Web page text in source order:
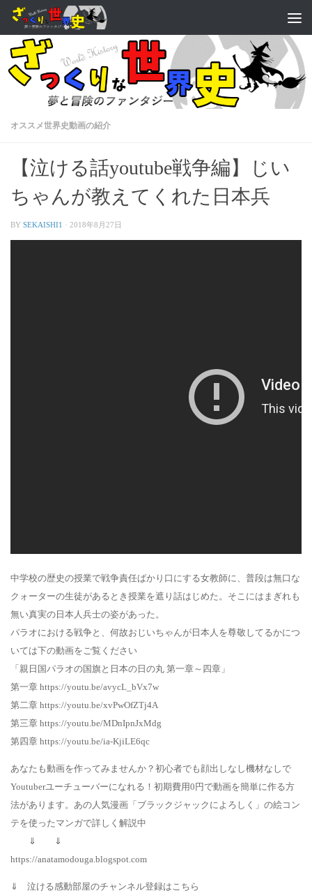
オススメ世界史動画の紹介
【泣ける話youtube戦争編】じい
ちゃんが教えてくれた日本兵
BY SEKAISHI1 · 2018年8月27日
中学校の歴史の授業で戦争責任ばかり口にする女教師に、普段は無口な
クォーターの生徒があるとき授業を遮り話はじめた。そこにはまぎれも
無い真実の日本人兵士の姿があった。
パラオにおける戦争と、何故おじいちゃんが日本人を尊敬してるかにつ
いては下の動画をご覧ください
「親日国パラオの国旗と日本の日の丸 第一章～四章」
第一章 https://youtu.be/avycL_bVx7w
第二章 https://youtu.be/xvPwOfZTj4A
第三章 https://youtu.be/MDnIpnJxMdg
第四章 https://youtu.be/ia-KjiLE6qc
あなたも動画を作ってみませんか？初心者でも顔出しなし機材なしで
Youtuberユーチューバーになれる！初期費用0円で動画を簡単に作る方
法があります。あの人気漫画「ブラックジャックによろしく」の絵コン
テを使ったマンガで詳しく解説中
⇓ ⇓
https://anatamodouga.blogspot.com
⇓ 泣ける感動部屋のチャンネル登録はこちら